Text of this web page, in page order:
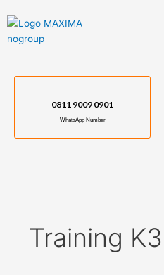
content
0811 9009 0901
WhatsApp Number
Training